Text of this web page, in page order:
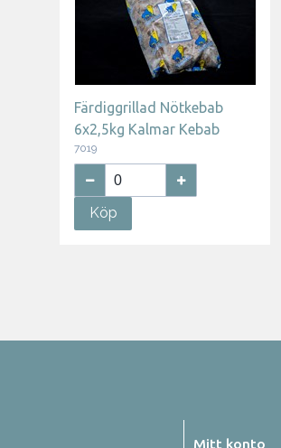
Färdiggrillad Nötkebab
6x2,5kg Kalmar Kebab
7019
Köp
Mitt konto